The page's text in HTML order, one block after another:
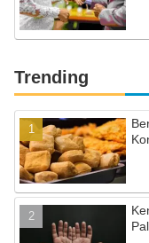
Trending